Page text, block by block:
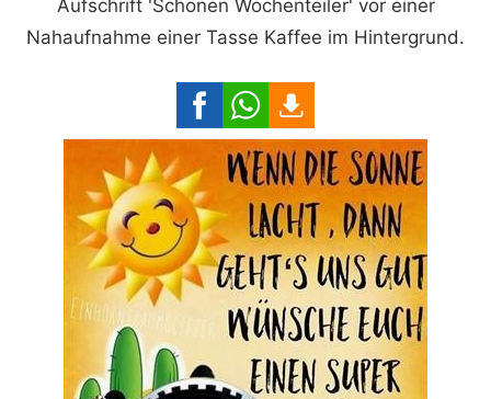
Aufschrift 'Schönen Wochenteiler' vor einer
Nahaufnahme einer Tasse Kaffee im Hintergrund.